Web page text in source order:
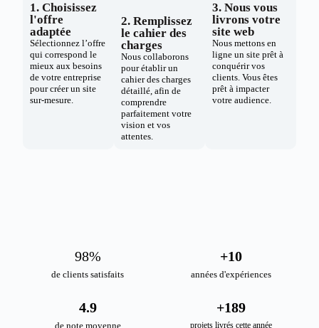
1. Choisissez
l'offre
adaptée
Sélectionnez l’offre
qui correspond le
mieux aux besoins
de votre entreprise
pour créer un site
sur-mesure.
2. Remplissez
le cahier des
charges
Nous collaborons
pour établir un
cahier des charges
détaillé, afin de
comprendre
parfaitement votre
vision et vos
attentes.
3. Nous vous
livrons votre
site web
Nous mettons en
ligne un site prêt à
conquérir vos
clients. Vous êtes
prêt à impacter
votre audience.
de clients satisfaits
98%
années d'expériences
+10
de note moyenne
4.9
projets livrés cette année
+189